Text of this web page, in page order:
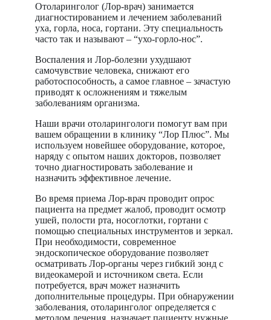
Отоларинголог (Лор-врач) занимается
диагностированием и лечением заболеваний
уха, горла, носа, гортани. Эту специальность
часто так и называют – “ухо-горло-нос”.
Воспаления и Лор-болезни ухудшают
самочувствие человека, снижают его
работоспособность, а самое главное – зачастую
приводят к осложнениям и тяжелым
заболеваниям организма.
Наши врачи отоларингологи помогут вам при
вашем обращении в клинику “Лор Плюс”. Мы
используем новейшее оборудование, которое,
наряду с опытом наших докторов, позволяет
точно диагностировать заболевание и
назначить эффективное лечение.
Во время приема Лор-врач проводит опрос
пациента на предмет жалоб, проводит осмотр
ушей, полости рта, носоглотки, гортани с
помощью специальных инструментов и зеркал.
При необходимости, современное
эндоскопическое оборудование позволяет
осматривать Лор-органы через гибкий зонд с
видеокамерой и источником света. Если
потребуется, врач может назначить
дополнительные процедуры. При обнаружении
заболевания, отоларинголог определяется с
методом лечения, назначает пациенту нужные